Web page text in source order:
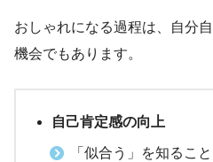
おしゃれになる過程は、自分
機会でもあります。
自己肯定感の向上
「似合う」を知るこ